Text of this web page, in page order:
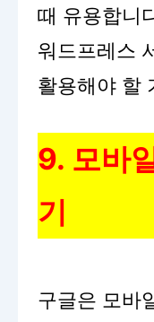
때 유용합니
워드프레스
활용해야 할
9. 모바
기
구글은 모바